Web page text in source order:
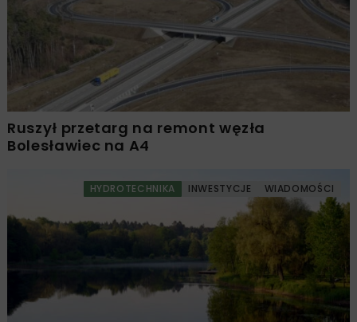
Ruszył przetarg na remont węzła
Bolesławiec na A4
HYDROTECHNIKA INWESTYCJE WIADOMOŚCI